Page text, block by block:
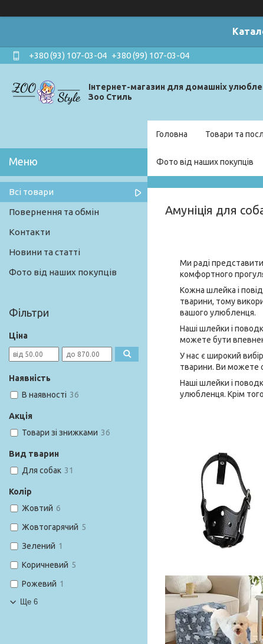
+380 (93) 107-03-04 +380 (99) 107-03-04
Інтернет-магазин для домашніх
Зоо Стиль
Головна Товари та
Фото від наших покупців
Амуніція для
Ми раді
комфортного
Кожна шлейка і
тварини, тому
вашого улюбленця.
Наші шлейки і
можете бути
У нас є широкий
тварини. Ви можете
Наші шлейки і
улюбленця. Крім
Всі товари
Повернення та обмін
Контакти
Новини та статті
Фото від наших покупців
Фільтри
Ціна
Наявність
В наявності 36
Акція
Товари зі знижками 36
Вид тварин
Для собак 31
Колір
Жовтий 6
Жовтогарячий 5
Зелений 1
Коричневий 5
Рожевий 1
Ще 6